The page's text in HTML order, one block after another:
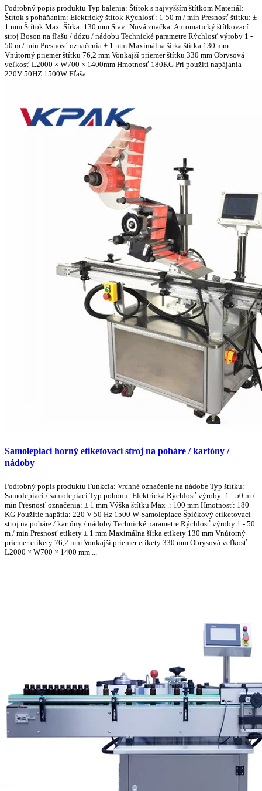
Podrobný popis produktu Typ balenia: Štítok s najvyšším štítkom Materiál:
Štítok s poháňaním: Elektrický štítok Rýchlosť: 1-50 m / min Presnosť štítku: ±
1 mm Štítok Max. Šírka: 130 mm Stav: Nová značka: Automatický štítkovací
stroj Boson na fľašu / dózu / nádobu Technické parametre Rýchlosť výroby 1 -
50 m / min Presnosť označenia ± 1 mm Maximálna šírka štítka 130 mm
Vnútorný priemer štítku 76,2 mm Vonkajší priemer štítku 330 mm Obrysová
veľkosť L2000 × W700 × 1400mm Hmotnosť 180KG Pri použití napájania
220V 50HZ 1500W Fľaša ...
Samolepiaci horný etiketovací stroj na poháre / kartóny /
nádoby
Podrobný popis produktu Funkcia: Vrchné označenie na nádobe Typ štítku:
Samolepiaci / samolepiaci Typ pohonu: Elektrická Rýchlosť výroby: 1 - 50 m /
min Presnosť označenia: ± 1 mm Výška štítku Max .: 100 mm Hmotnosť: 180
KG Použitie napätia: 220 V 50 Hz 1500 W Samolepiace Špičkový etiketovací
stroj na poháre / kartóny / nádoby Technické parametre Rýchlosť výroby 1 - 50
m / min Presnosť etikety ± 1 mm Maximálna šírka etikety 130 mm Vnútorný
priemer etikety 76,2 mm Vonkajší priemer etikety 330 mm Obrysová veľkosť
L2000 × W700 × 1400 mm ...